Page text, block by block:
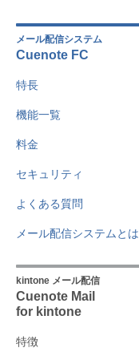
メール配信システム
Cuenote FC
特長
機能一覧
料金
セキュリティ
よくある質問
メール配信システムとは
kintone メール配信
Cuenote Mail
for kintone
特徴